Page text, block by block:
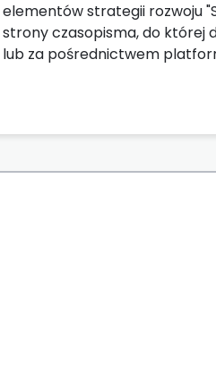
strategii rozwoju
czasopisma, do
lub za pośrednictwem